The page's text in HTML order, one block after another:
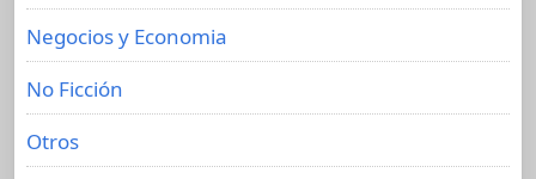
Negocios y Economia
No Ficción
Otros